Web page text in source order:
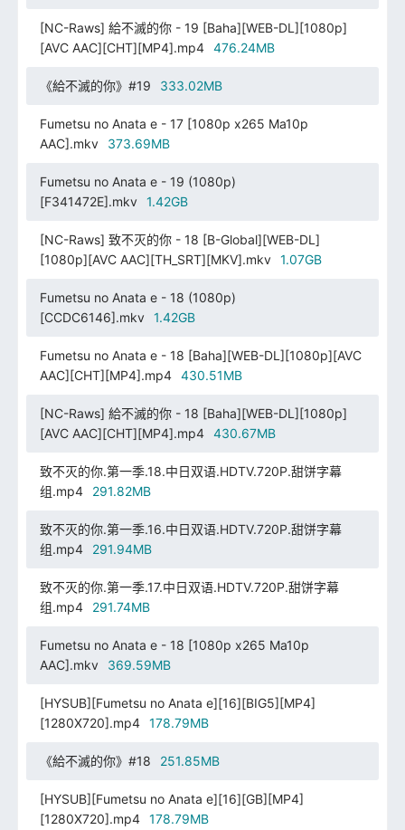
[NC-Raws] 給不滅的你 - 19 [Baha][WEB-DL][1080p]
[AVC AAC][CHT][MP4].mp4
476.24MB
《給不滅的你》#19 333.02MB
Fumetsu no Anata e - 17 [1080p x265 Ma10p
AAC].mkv
373.69MB
Fumetsu no Anata e - 19 (1080p)
[F341472E].mkv
1.42GB
[NC-Raws] 致不灭的你 - 18 [B-Global][WEB-DL]
[1080p][AVC AAC][TH_SRT][MKV].mkv
1.07GB
Fumetsu no Anata e - 18 (1080p)
[CCDC6146].mkv
1.42GB
Fumetsu no Anata e - 18 [Baha][WEB-DL][1080p][AVC
AAC][CHT][MP4].mp4
430.51MB
[NC-Raws] 給不滅的你 - 18 [Baha][WEB-DL][1080p]
[AVC AAC][CHT][MP4].mp4
430.67MB
致不灭的你.第一季.18.中日双语.HDTV.720P.甜饼字幕
组.mp4
291.82MB
致不灭的你.第一季.16.中日双语.HDTV.720P.甜饼字幕
组.mp4
291.94MB
致不灭的你.第一季.17.中日双语.HDTV.720P.甜饼字幕
组.mp4
291.74MB
Fumetsu no Anata e - 18 [1080p x265 Ma10p
AAC].mkv
369.59MB
[HYSUB][Fumetsu no Anata e][16][BIG5][MP4]
[1280X720].mp4
178.79MB
《給不滅的你》#18 251.85MB
[HYSUB][Fumetsu no Anata e][16][GB][MP4]
[1280X720].mp4
178.79MB